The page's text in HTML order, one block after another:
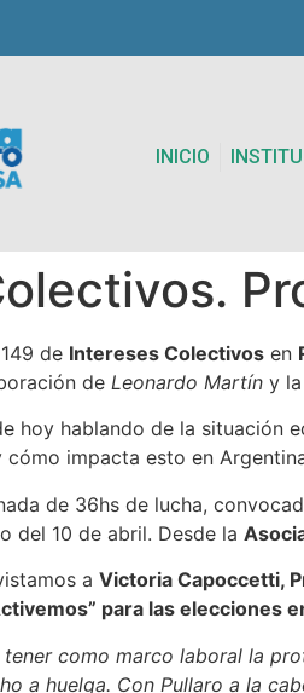
INICIO
de Intereses Colectivos en
de Leonardo Martín y
hoy hablando de la situación
cómo impacta esto en
de 36hs de lucha,
del 10 de abril. Desde la
a Victoria Capoccetti,
para las elecciones
como marco laboral la
a huelga. Con Pullaro a la